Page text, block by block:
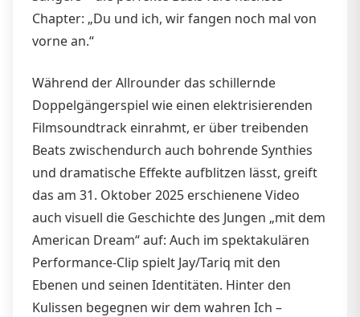
Chapter: „Du und ich, wir fangen noch mal von
vorne an.“
Während der Allrounder das schillernde
Doppelgängerspiel wie einen elektrisierenden
Filmsoundtrack einrahmt, er über treibenden
Beats zwischendurch auch bohrende Synthies
und dramatische Effekte aufblitzen lässt, greift
das am 31. Oktober 2025 erschienene Video
auch visuell die Geschichte des Jungen „mit dem
American Dream“ auf: Auch im spektakulären
Performance-Clip spielt Jay/Tariq mit den
Ebenen und seinen Identitäten. Hinter den
Kulissen begegnen wir dem wahren Ich –